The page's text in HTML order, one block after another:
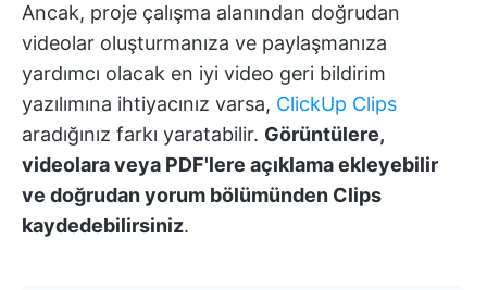
Ancak, proje çalışma alanından doğrudan
videolar oluşturmanıza ve paylaşmanıza
yardımcı olacak en iyi video geri bildirim
yazılımına ihtiyacınız varsa, ClickUp Clips
aradığınız farkı yaratabilir. Görüntülere,
videolara veya PDF'lere açıklama ekleyebilir
ve doğrudan yorum bölümünden Clips
kaydedebilirsiniz.